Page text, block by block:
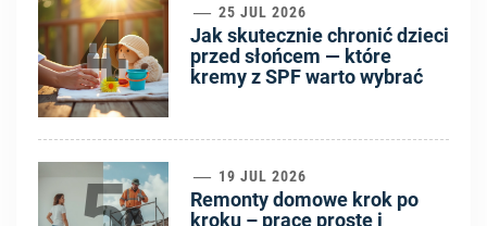
4 25 JUL 2026
Jak skutecznie chronić dzieci
przed słońcem — które
kremy z SPF warto wybrać
19 JUL 2026
Remonty domowe krok po
kroku – prace proste i